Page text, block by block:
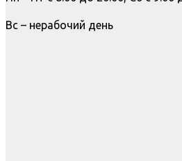
Вс – нерабочий день